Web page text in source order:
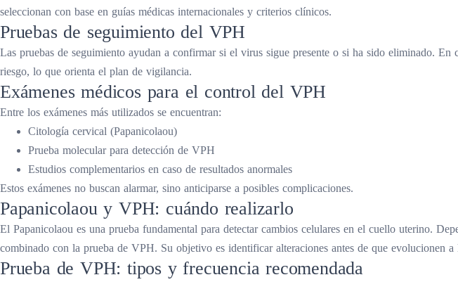
seleccionan con base en guías médicas internacionales y criterios clínicos.
Pruebas de seguimiento del VPH
Las pruebas de seguimiento ayudan a confirmar si el virus sigue presente o si ha sido eliminado.
riesgo, lo que orienta el plan de vigilancia.
Exámenes médicos para el control del VPH
Entre los exámenes más utilizados se encuentran:
Citología cervical (Papanicolaou)
Prueba molecular para detección de VPH
Estudios complementarios en caso de resultados anormales
Estos exámenes no buscan alarmar, sino anticiparse a posibles complicaciones.
Papanicolaou y VPH: cuándo realizarlo
El Papanicolaou es una prueba fundamental para detectar cambios celulares en el cuello uterino.
combinado con la prueba de VPH. Su objetivo es identificar alteraciones antes de que evolucionen a
Prueba de VPH: tipos y frecuencia recomendada